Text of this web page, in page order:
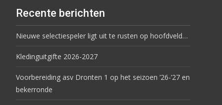
Recente berichten
Nieuwe selectiespeler ligt uit te rusten op hoofdveld…
Kledinguitgifte 2026-2027
Voorbereiding asv Dronten 1 op het seizoen ’26-’27 en
bekerronde